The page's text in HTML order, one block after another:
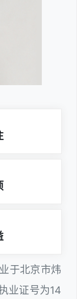
于北京市炜
业证号为14